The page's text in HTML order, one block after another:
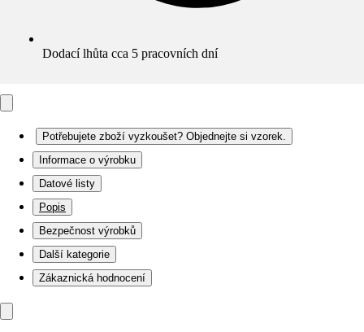
Dodací lhůta cca 5 pracovních dní
Potřebujete zboží vyzkoušet? Objednejte si vzorek.
Informace o výrobku
Datové listy
Popis
Bezpečnost výrobků
Další kategorie
Zákaznická hodnocení